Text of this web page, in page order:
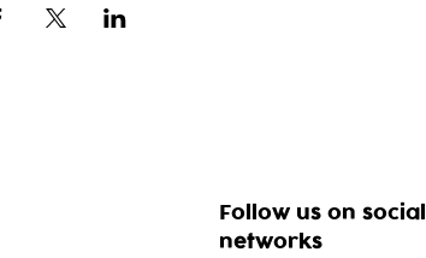
Follow us on social
networks